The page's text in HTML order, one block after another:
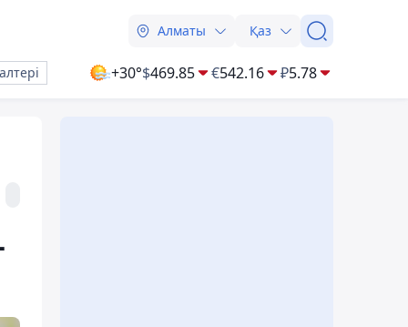
Алматы Қаз
+30°$469.85 €542.16 ₽5.78